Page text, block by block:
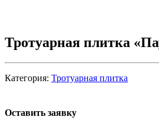
Тротуарная плитка
Категория: Тротуарная плитка
Оставить заявку